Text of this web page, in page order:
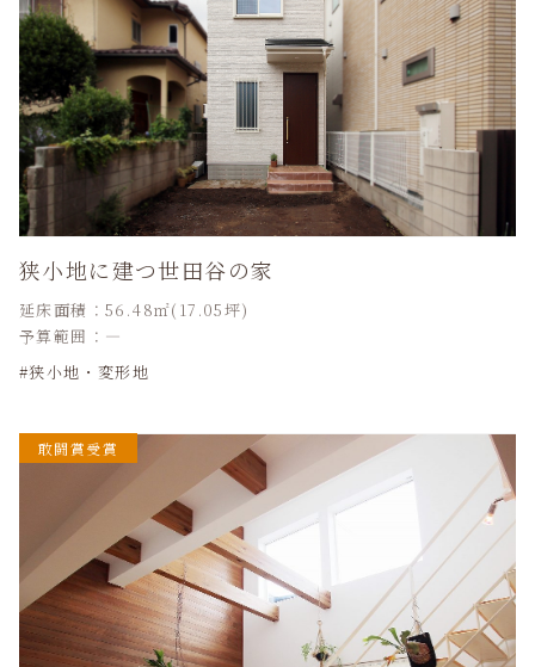
狭小地に建つ世田谷の家
延床面積：56.48㎡(17.05坪)
予算範囲：―
狭小地・変形地
敢闘賞受賞